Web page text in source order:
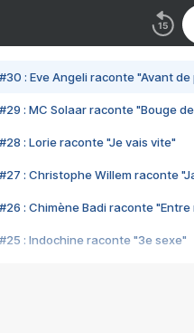
#30 : Eve Angeli raconte "Avant
#29 : MC Solaar raconte "Bouge
#28 : Lorie raconte "Je vais vite"
#27 : Christophe Willem raconte
#26 : Chimène Badi raconte "Entre
#25 : Indochine raconte "3e sexe"